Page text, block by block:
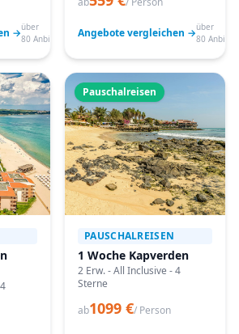
→über
80 Anbieter
Angebote vergleichen →über
80
Pauschalreisen
PAUSCHALREISEN
1 Woche Kapverden
2 Erw. - All Inclusive - 4
Sterne
ab1099 €/ Person